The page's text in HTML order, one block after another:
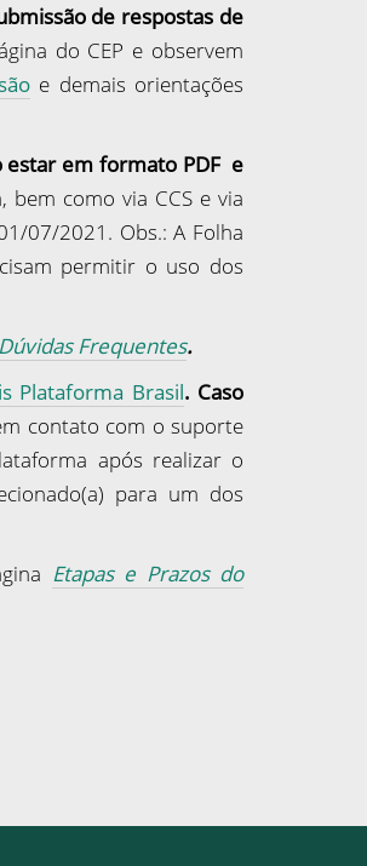
de respostas de
do CEP e observem
e demais orientações
estar em formato PDF e
bem comovia CCS e via
07/2021. Obs.: A Folha
permitir o uso dos
Dúvidas Frequentes.
Plataforma Brasil. Caso
contato com o suporte
após realizar o
para um dos
Etapas e Prazos do